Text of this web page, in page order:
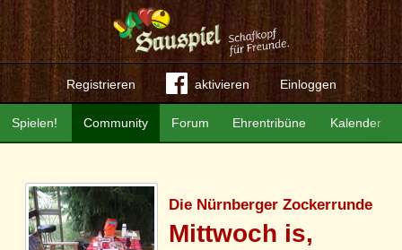
Registrieren aktivieren Einloggen
Community Forum Ehrentribüne Kalender
Spielen!
Die Nürnberger Zockerrunde
Mittwoch is,